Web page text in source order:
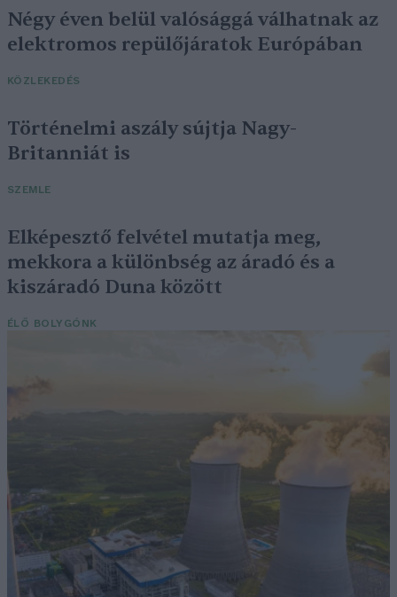
Négy éven belül valósággá válhatnak az
elektromos repülőjáratok Európában
KÖZLEKEDÉS
Történelmi aszály sújtja Nagy-
Britanniát is
SZEMLE
Elképesztő felvétel mutatja meg,
mekkora a különbség az áradó és a
kiszáradó Duna között
ÉLŐ BOLYGÓNK